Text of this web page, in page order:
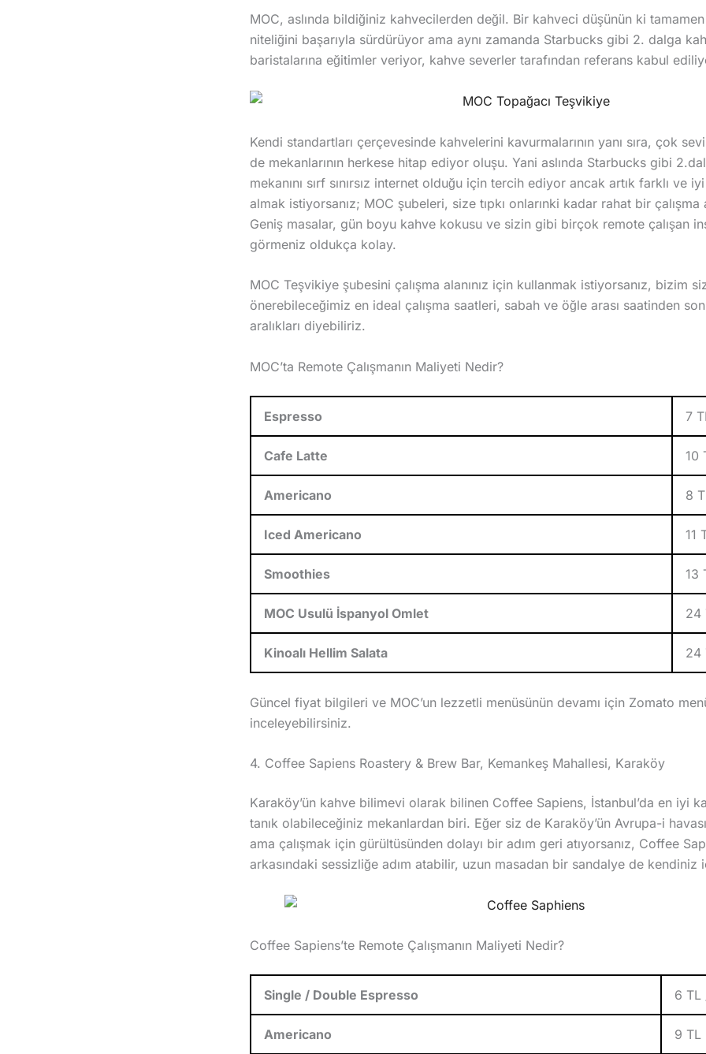
MOC, aslında bildiğiniz kahvecilerden değil. Bir kahveci düşünün ki
niteliğini başarıyla sürdürüyor ama aynı zamanda Starbucks gibi 2. dalga
baristalarına eğitimler veriyor, kahve severler tarafından referans kabul
Kendi standartları çerçevesinde kahvelerini kavurmalarının yanı sıra, çok
de mekanlarının herkese hitap ediyor oluşu. Yani aslında Starbucks gibi
mekanını sırf sınırsız internet olduğu için tercih ediyor ancak artık farklı ve
almak istiyorsanız; MOC şubeleri, size tıpkı onlarınki kadar rahat bir çalışma
Geniş masalar, gün boyu kahve kokusu ve sizin gibi birçok remote çalışan
görmeniz oldukça kolay.
MOC Teşvikiye şubesini çalışma alanınız için kullanmak istiyorsanız, bizim
önerebileceğimiz en ideal çalışma saatleri, sabah ve öğle arası saatinden
aralıkları diyebiliriz.
MOC’ta Remote Çalışmanın Maliyeti Nedir?
Espresso 7
Cafe Latte 10
Americano 8
Iced Americano 11
Smoothies 13
MOC Usulü İspanyol Omlet 24
Kinoalı Hellim Salata 24
Güncel fiyat bilgileri ve MOC’un lezzetli menüsünün devamı için Zomato
inceleyebilirsiniz.
4. Coffee Sapiens Roastery & Brew Bar, Kemankeş Mahallesi, Karaköy
Karaköy’ün kahve bilimevi olarak bilinen Coffee Sapiens, İstanbul’da en iyi
tanık olabileceğiniz mekanlardan biri. Eğer siz de Karaköy’ün Avrupa-i
ama çalışmak için gürültüsünden dolayı bir adım geri atıyorsanız, Coffee
arkasındaki sessizliğe adım atabilir, uzun masadan bir sandalye de kendiniz
Coffee Sapiens’te Remote Çalışmanın Maliyeti Nedir?
Single / Double Espresso 6 TL
Americano 9 TL